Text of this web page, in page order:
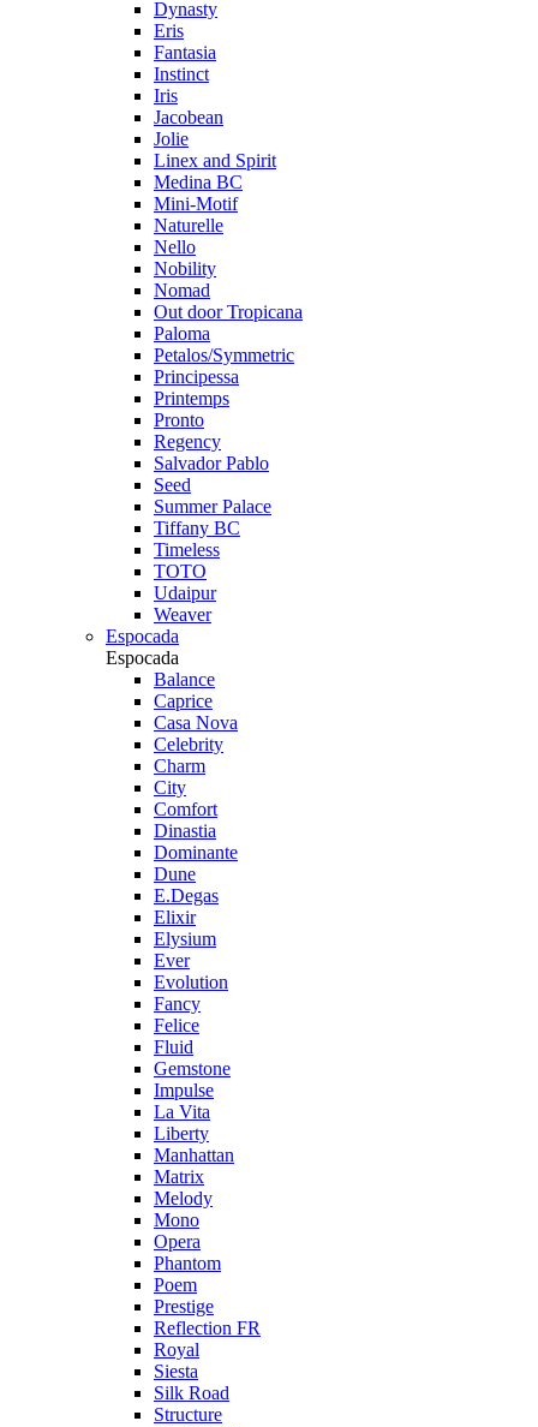
Dynasty
Eris
Fantasia
Instinct
Iris
Jacobean
Jolie
Linex and Spirit
Medina BC
Mini-Motif
Naturelle
Nello
Nobility
Nomad
Out door Tropicana
Paloma
Petalos/Symmetric
Principessa
Printemps
Pronto
Regency
Salvador Pablo
Seed
Summer Palace
Tiffany BC
Timeless
TOTO
Udaipur
Weaver
Espocada
Espocada
Balance
Caprice
Casa Nova
Celebrity
Charm
City
Comfort
Dinastia
Dominante
Dune
E.Degas
Elixir
Elysium
Ever
Evolution
Fancy
Felice
Fluid
Gemstone
Impulse
La Vita
Liberty
Manhattan
Matrix
Melody
Mono
Opera
Phantom
Poem
Prestige
Reflection FR
Royal
Siesta
Silk Road
Structure